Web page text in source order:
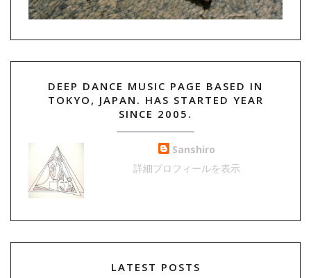
DEEP DANCE MUSIC PAGE BASED IN
TOKYO, JAPAN. HAS STARTED YEAR
SINCE 2005.
Sanshiro
詳細プロフィールを表示
LATEST POSTS